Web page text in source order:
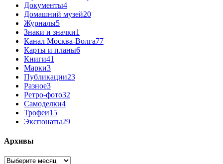
Документы4
Домашний музей20
Журналы5
Знаки и значки1
Канал Москва-Волга77
Карты и планы6
Книги41
Марки3
Публикации23
Разное3
Ретро-фото32
Самоделки4
Трофеи15
Экспонаты29
Архивы
Архивы